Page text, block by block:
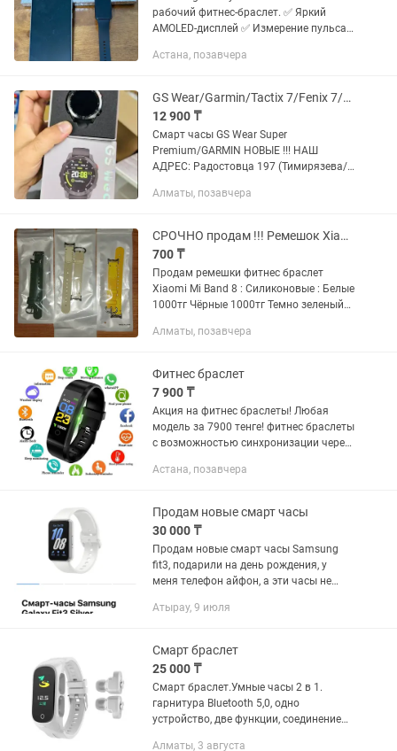
рабочий фитнес-браслет. ✅ Яркий
AMOLED-дисплей ✅ Измерение пульса
тренировок ✅ Уведомления со
без...
Астана, позавчера
GS Wear/Garmin/Tactix 7/Fenix 7/GPS/NFC/Звонки, Уведомления
12 900 ₸
Смарт часы GS Wear Super
Premium/GARMIN НОВЫЕ !!! НАШ
АДРЕС: Радостовца 197 (Тимирязева/
понедельник выходной день) Доставка
Алматы, позавчера
СРОЧНО продам !!! Ремешок Xiaomi Mi Band 8 фитнес браслет.
700 ₸
Продам ремешки фитнес браслет
Xiaomi Mi Band 8 : Силиконовые : Белые
1000тг Чёрные 1000тг Темно зеленый
нейлоновый : Белый 7.000тг Жёлтый
Алматы, позавчера
Фитнес браслет
7 900 ₸
Акция на фитнес браслеты! Любая
модель за 7900 тенге! фитнес браслеты
с возможностью синхронизации через
Пыленепроницаемые,
режиме ожидания 7...
Астана, позавчера
Продам новые смарт часы
30 000 ₸
Продам новые смарт часы Samsung
fit3, подарили на день рождения, у
меня телефон айфон, а эти часы не
продаю.
Атырау, 9 июля
Смарт браслет
25 000 ₸
Смарт браслет.Умные часы 2 в 1.
гарнитура Bluetooth 5,0, одно
устройство, две функции, соединение
Алматы, 3 августа